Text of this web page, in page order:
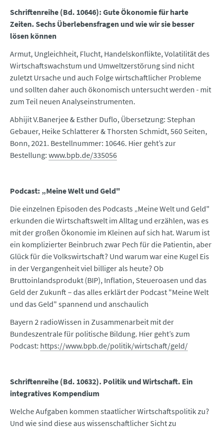
Schriftenreihe (Bd. 10646): Gute Ökonomie für harte
Zeiten. Sechs Überlebensfragen und wie wir sie besser
lösen können
Armut, Ungleichheit, Flucht, Handelskonflikte, Volatilität des
Wirtschaftswachstum und Umweltzerstörung sind nicht
zuletzt Ursache und auch Folge wirtschaftlicher Probleme
und sollten daher auch ökonomisch untersucht werden - mit
zum Teil neuen Analyseinstrumenten.
Abhijit V.Banerjee & Esther Duflo, Übersetzung: Stephan
Gebauer, Heike Schlatterer & Thorsten Schmidt, 560 Seiten,
Bonn, 2021. Bestellnummer: 10646. Hier geht’s zur
Bestellung: www.bpb.de/335056
Podcast: „Meine Welt und Geld"
Die einzelnen Episoden des Podcasts „Meine Welt und Geld"
erkunden die Wirtschaftswelt im Alltag und erzählen, was es
mit der großen Ökonomie im Kleinen auf sich hat. Warum ist
ein komplizierter Beinbruch zwar Pech für die Patientin, aber
Glück für die Volkswirtschaft? Und warum war eine Kugel Eis
in der Vergangenheit viel billiger als heute? Ob
Bruttoinlandsprodukt (BIP), Inflation, Steueroasen und das
Geld der Zukunft – das alles erklärt der Podcast "Meine Welt
und das Geld" spannend und anschaulich
Bayern 2 radioWissen in Zusammenarbeit mit der
Bundeszentrale für politische Bildung. Hier geht’s zum
Podcast: https://www.bpb.de/politik/wirtschaft/geld/
Schriftenreihe (Bd. 10632). Politik und Wirtschaft. Ein
integratives Kompendium
Welche Aufgaben kommen staatlicher Wirtschaftspolitik zu?
Und wie sind diese aus wissenschaftlicher Sicht zu